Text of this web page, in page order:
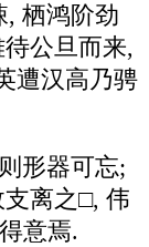
, 栖鸿阶劲
公旦而来,
遭汉高乃骋
形器可忘;
离之□, 伟
意焉.